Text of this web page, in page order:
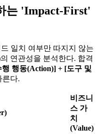
는 'Impact-First'
일치 여부만 따지지 않는
연관성을 분석한다. 합격
행동(Action)] + [도구 및
른다.
비즈니
스 가
치
(Value)